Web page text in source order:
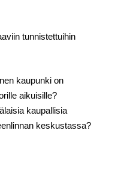
tunnistettuihin
kaupunki on
aikuisille?
kaupallisia
keskustassa?